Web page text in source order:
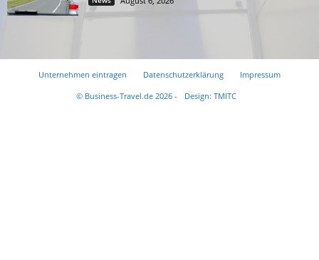
Unternehmen eintragen Datenschutzerklärung
Impressum
© Business-Travel.de 2026 -
Design: TMITC